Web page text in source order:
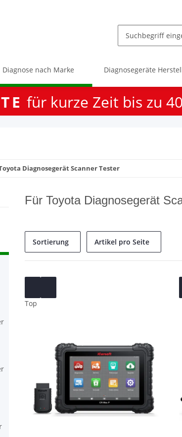
Diagnose nach Marke Diagnosegeräte
für kurze Zeit bis zu
Diagnosegerät Scanner Tester
Für Toyota Diagnosegerät
Sortierung Artikel pro Seite
Top